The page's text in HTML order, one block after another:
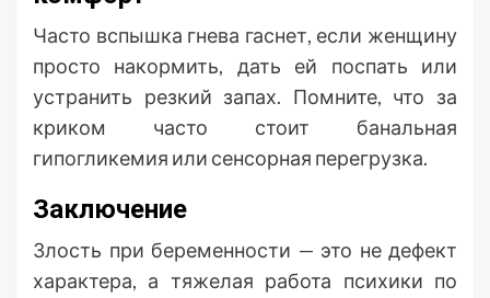
Часто вспышка гнева гаснет, если женщину
просто накормить, дать ей поспать или
устранить резкий запах. Помните, что за
криком часто стоит банальная
гипогликемия или сенсорная перегрузка.
Заключение
Злость при беременности — это не дефект
характера, а тяжелая работа психики по